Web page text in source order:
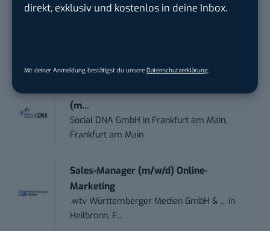
direkt, exklusiv und kostenlos in deine Inbox.
Mit deiner Anmeldung bestätigst du unsere Datenschutzerklärung
(m...
Social DNA GmbH in Frankfurt am Main,
Frankfurt am Main
Sales-Manager (m/w/d) Online-
Marketing
.wtv Württemberger Medien GmbH & ... in
Heilbronn, F...